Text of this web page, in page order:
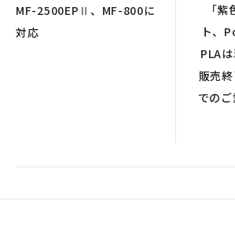
MF-2500EPⅡ、MF-800に
対応
「
ト、
PLA
販売
での